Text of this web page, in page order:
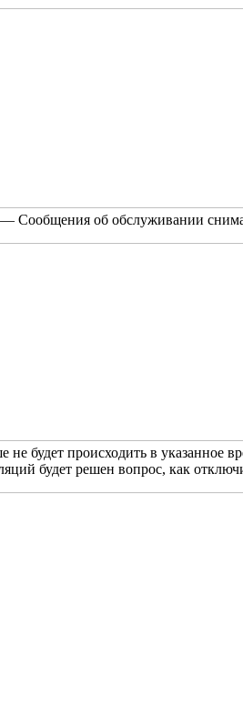
Сообщения об обслуживании
не будет происходить в указанное
будет решен вопрос, как